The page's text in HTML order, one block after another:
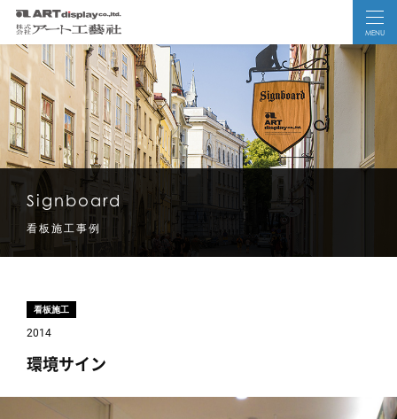
MENU
Signboard
看板施工事例
看板施工
2014
環境サイン